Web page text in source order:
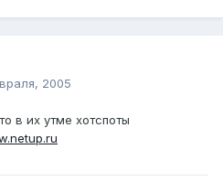
2005
в их утме хотспоты